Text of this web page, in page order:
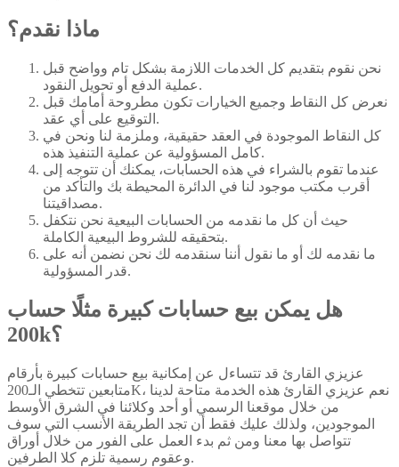
ماذا نقدم؟
نحن نقوم بتقديم كل الخدمات اللازمة بشكل تام وواضح قبل
عملية الدفع أو تحويل النقود.
نعرض كل النقاط وجميع الخيارات تكون مطروحة أمامك قبل
التوقيع على أي عقد.
كل النقاط الموجودة في العقد حقيقية، وملزمة لنا ونحن في
كامل المسؤولية عن عملية التنفيذ هذه.
عندما تقوم بالشراء في هذه الحسابات، يمكنك أن تتوجه إلى
أقرب مكتب موجود لنا في الدائرة المحيطة بك والتأكد من
مصداقيتنا.
حيث أن كل ما نقدمه من الحسابات البيعية نحن نتكفل
بتحقيقه للشروط البيعية الكاملة.
ما نقدمه لك أو ما نقول أننا سنقدمه لك نحن نضمن أنه على
قدر المسؤولية.
هل يمكن بيع حسابات كبيرة مثلًا حساب
200k؟
عزيزي القارئ قد تتساءل عن إمكانية بيع حسابات كبيرة بأرقام
متابعين تتخطي الـ200K، نعم عزيزي القارئ هذه الخدمة متاحة لدينا
من خلال موقعنا الرسمي أو أحد وكلائنا في الشرق الأوسط
الموجودين، ولذلك عليك فقط أن تجد الطريقة الأنسب التي سوف
تتواصل بها معنا ومن ثم بدء العمل على الفور من خلال أوراق
وعقوم رسمية تلزم كلا الطرفين.